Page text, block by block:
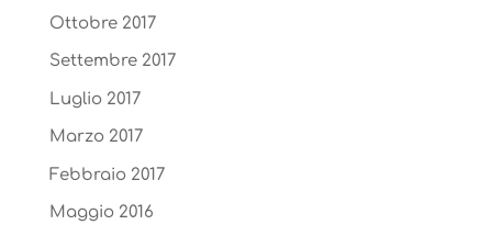
Ottobre 2017
Settembre 2017
Luglio 2017
Marzo 2017
Febbraio 2017
Maggio 2016